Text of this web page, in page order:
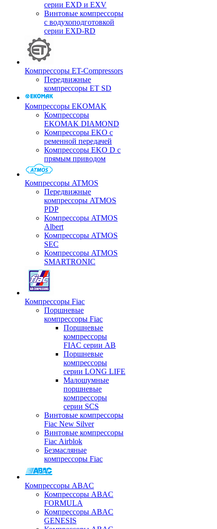
серии EXD и EXV
Винтовые компрессоры
с водухоподготовкой
серии EXD-RD
Компрессоры ET-Compressors
Передвижные
компрессоры ET SD
Компрессоры EKOMAK
Компрессоры
EKOMAK DIAMOND
Компрессоры EKO c
ременной передачей
Компрессоры EKO D с
прямым приводом
Компрессоры ATMOS
Передвижные
компрессоры ATMOS
PDP
Компрессоры ATMOS
Albert
Компрессоры ATMOS
SEC
Компрессоры ATMOS
SMARTRONIC
Компрессоры Fiac
Поршневые
компрессоры Fiac
Поршневые
компрессоры
FIAC серии AB
Поршневые
компрессоры
серии LONG LIFE
Малошумные
поршневые
компрессоры
серии SCS
Винтовые компрессоры
Fiac New Silver
Винтовые компрессоры
Fiac Airblok
Безмасляные
компрессоры Fiac
Компрессоры ABAC
Компрессоры ABAC
FORMULA
Компрессоры ABAC
GENESIS